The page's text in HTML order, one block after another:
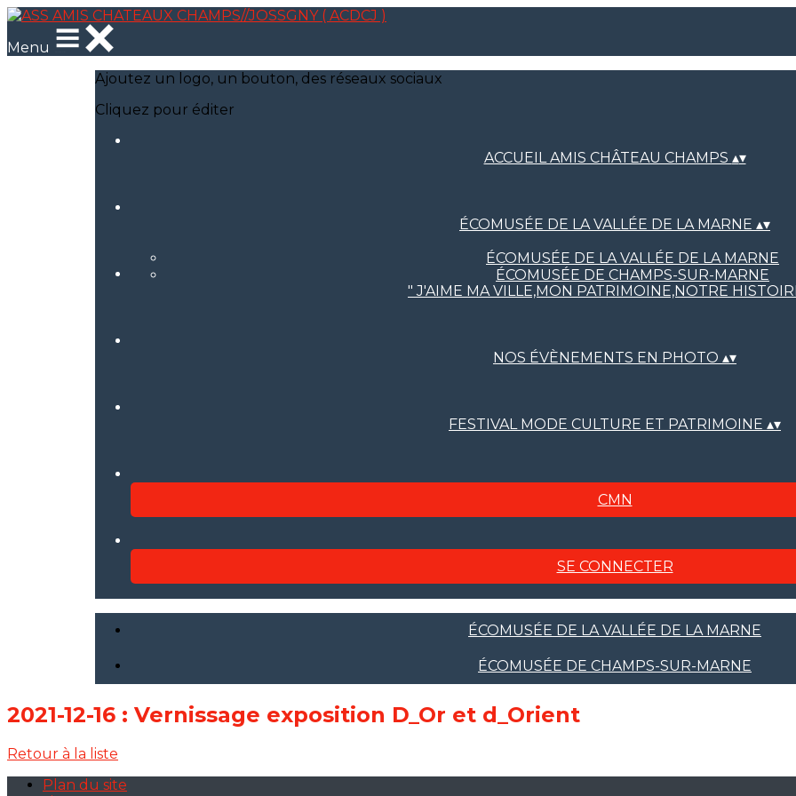
Menu
Ajoutez un logo, un bouton, des réseaux sociaux
Cliquez pour éditer
ACCUEIL AMIS CHÂTEAU CHAMPS ▴▾
ÉCOMUSÉE DE LA VALLÉE DE LA MARNE ▴▾
ÉCOMUSÉE DE LA VALLÉE DE LA MARNE
ÉCOMUSÉE DE CHAMPS-SUR-MARNE
" J'AIME MA VILLE,MON PATRIMOINE,NOTRE
NOS ÉVÈNEMENTS EN PHOTO ▴▾
FESTIVAL MODE CULTURE ET PATRIMOINE ▴▾
CMN
SE CONNECTER
ÉCOMUSÉE DE LA VALLÉE DE LA MARNE
ÉCOMUSÉE DE CHAMPS-SUR-MARNE
2021-12-16 : Vernissage exposition D_Or et d_Orient
Retour à la liste
Plan du site